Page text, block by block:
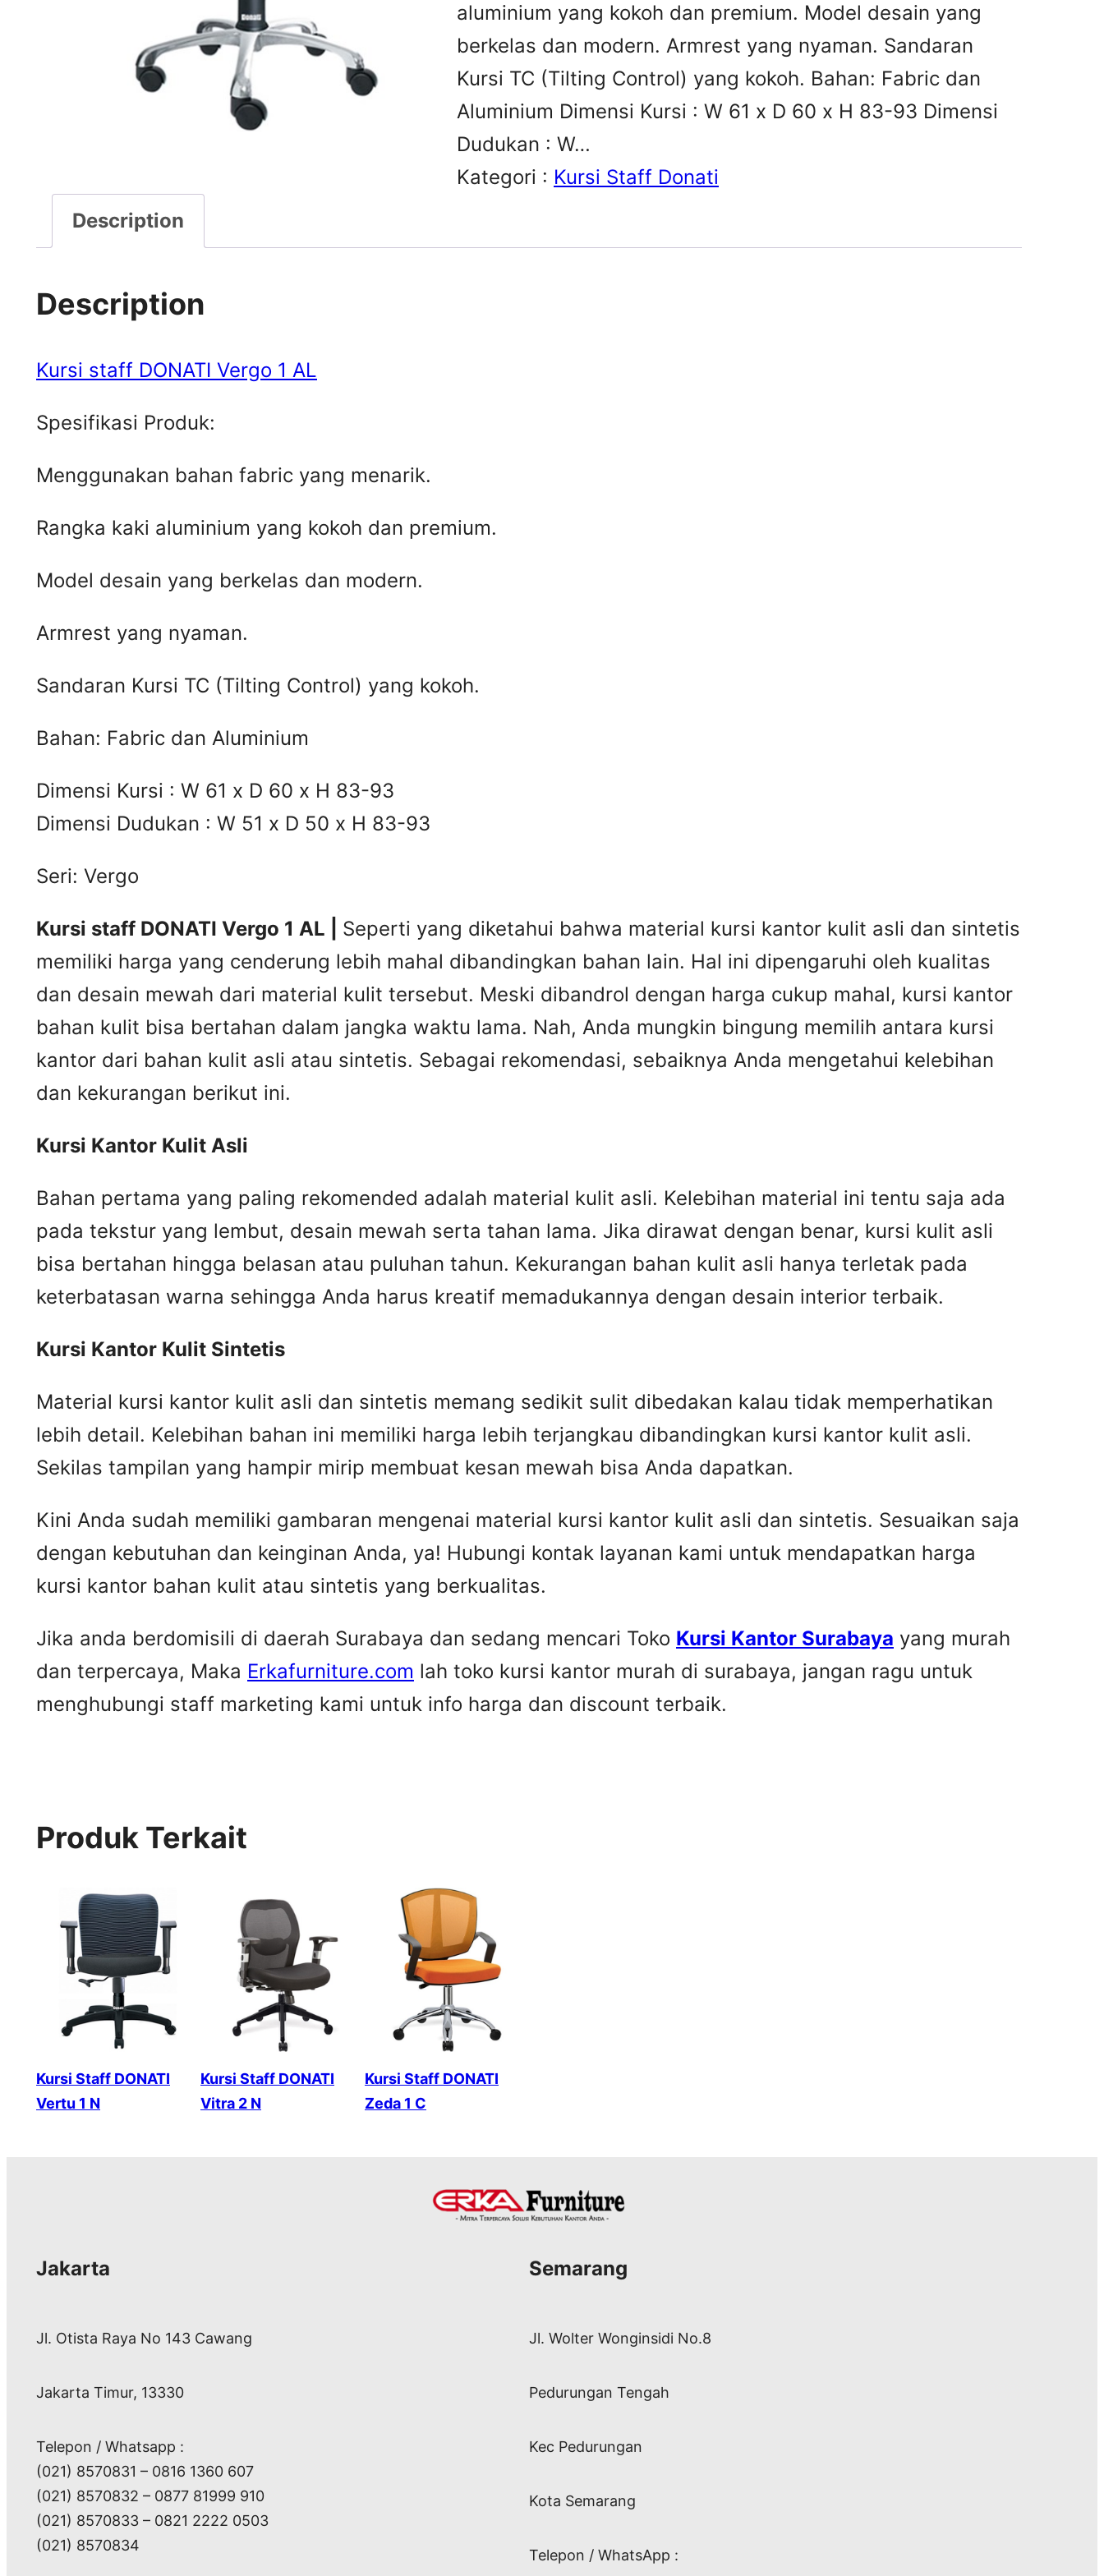
aluminium yang kokoh dan premium. Model desain yang
berkelas dan modern. Armrest yang nyaman. Sandaran
Kursi TC (Tilting Control) yang kokoh. Bahan: Fabric dan
Aluminium Dimensi Kursi : W 61 x D 60 x H 83-93 Dimensi
Dudukan : W…
Kategori : Kursi Staff Donati
Description
Description
Kursi staff DONATI Vergo 1 AL
Spesifikasi Produk:
Menggunakan bahan fabric yang menarik.
Rangka kaki aluminium yang kokoh dan premium.
Model desain yang berkelas dan modern.
Armrest yang nyaman.
Sandaran Kursi TC (Tilting Control) yang kokoh.
Bahan: Fabric dan Aluminium
Dimensi Kursi : W 61 x D 60 x H 83-93
Dimensi Dudukan : W 51 x D 50 x H 83-93
Seri: Vergo
Kursi staff DONATI Vergo 1 AL | Seperti yang diketahui bahwa material kursi kantor kulit asli dan sintetis
memiliki harga yang cenderung lebih mahal dibandingkan bahan lain. Hal ini dipengaruhi oleh kualitas
dan desain mewah dari material kulit tersebut. Meski dibandrol dengan harga cukup mahal, kursi kantor
bahan kulit bisa bertahan dalam jangka waktu lama. Nah, Anda mungkin bingung memilih antara kursi
kantor dari bahan kulit asli atau sintetis. Sebagai rekomendasi, sebaiknya Anda mengetahui kelebihan
dan kekurangan berikut ini.
Kursi Kantor Kulit Asli
Bahan pertama yang paling rekomended adalah material kulit asli. Kelebihan material ini tentu saja ada
pada tekstur yang lembut, desain mewah serta tahan lama. Jika dirawat dengan benar, kursi kulit asli
bisa bertahan hingga belasan atau puluhan tahun. Kekurangan bahan kulit asli hanya terletak pada
keterbatasan warna sehingga Anda harus kreatif memadukannya dengan desain interior terbaik.
Kursi Kantor Kulit Sintetis
Material kursi kantor kulit asli dan sintetis memang sedikit sulit dibedakan kalau tidak memperhatikan
lebih detail. Kelebihan bahan ini memiliki harga lebih terjangkau dibandingkan kursi kantor kulit asli.
Sekilas tampilan yang hampir mirip membuat kesan mewah bisa Anda dapatkan.
Kini Anda sudah memiliki gambaran mengenai material kursi kantor kulit asli dan sintetis. Sesuaikan saja
dengan kebutuhan dan keinginan Anda, ya! Hubungi kontak layanan kami untuk mendapatkan harga
kursi kantor bahan kulit atau sintetis yang berkualitas.
Jika anda berdomisili di daerah Surabaya dan sedang mencari Toko Kursi Kantor Surabaya yang murah
dan terpercaya, Maka Erkafurniture.com lah toko kursi kantor murah di surabaya, jangan ragu untuk
menghubungi staff marketing kami untuk info harga dan discount terbaik.
Produk Terkait
Kursi Staff DONATI
Vertu 1 N
Kursi Staff DONATI
Vitra 2 N
Kursi Staff DONATI
Zeda 1 C
Jakarta
Jl. Otista Raya No 143 Cawang
Jakarta Timur, 13330
Telepon / Whatsapp :
(021) 8570831 – 0816 1360 607
(021) 8570832 – 0877 81999 910
(021) 8570833 – 0821 2222 0503
(021) 8570834
Semarang
Jl. Wolter Wonginsidi No.8
Pedurungan Tengah
Kec Pedurungan
Kota Semarang
Telepon / WhatsApp :